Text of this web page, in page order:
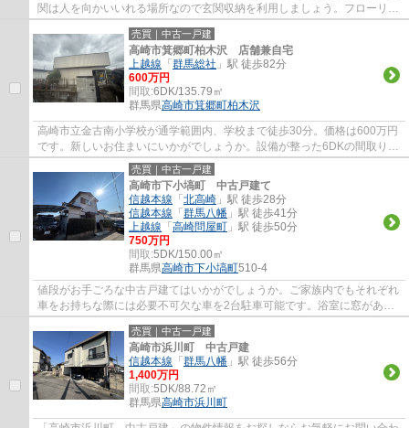
関は人を向かいいれる場所なので玄関収納を利用しましょう。フローリン
グなので、どんな世代の方にもなじみます...
売買｜中古一戸建
高崎市箕郷町柏木沢 店舗兼自宅
上越線 「 群馬総社 」駅 徒歩82分
600万円
間取:6DK/135.79㎡
群馬県高崎市箕郷町柏木沢
高崎市立金古南小学校が通学範囲内、学校まで徒歩30分。価格は600万円
です。新しいお住まいにいかがでしょうか。設備が整った6DKの間取りは
新婚カップルにおすすめ。こちらは中古の戸...
売買｜中古一戸建
高崎市下小塙町 中古戸建て
信越本線 「 北高崎 」駅 徒歩28分
信越本線 「 群馬八幡 」駅 徒歩41分
上越線 「 高崎問屋町 」駅 徒歩50分
750万円
間取:5DK/150.00㎡
群馬県高崎市下小塙町510-4
値段がお手ごろな中古戸建てはいかがでしょうか。ご家族内でもそれぞれ
車をお持ちな際には必要不可欠な車を2台駐車可能です。浴室に窓があり
ます。建物面積150平米なので、使い勝手が...
売買｜中古一戸建
高崎市浜川町 中古戸建
信越本線 「 群馬八幡 」駅 徒歩56分
1,400万円
間取:5DK/88.72㎡
群馬県高崎市浜川町